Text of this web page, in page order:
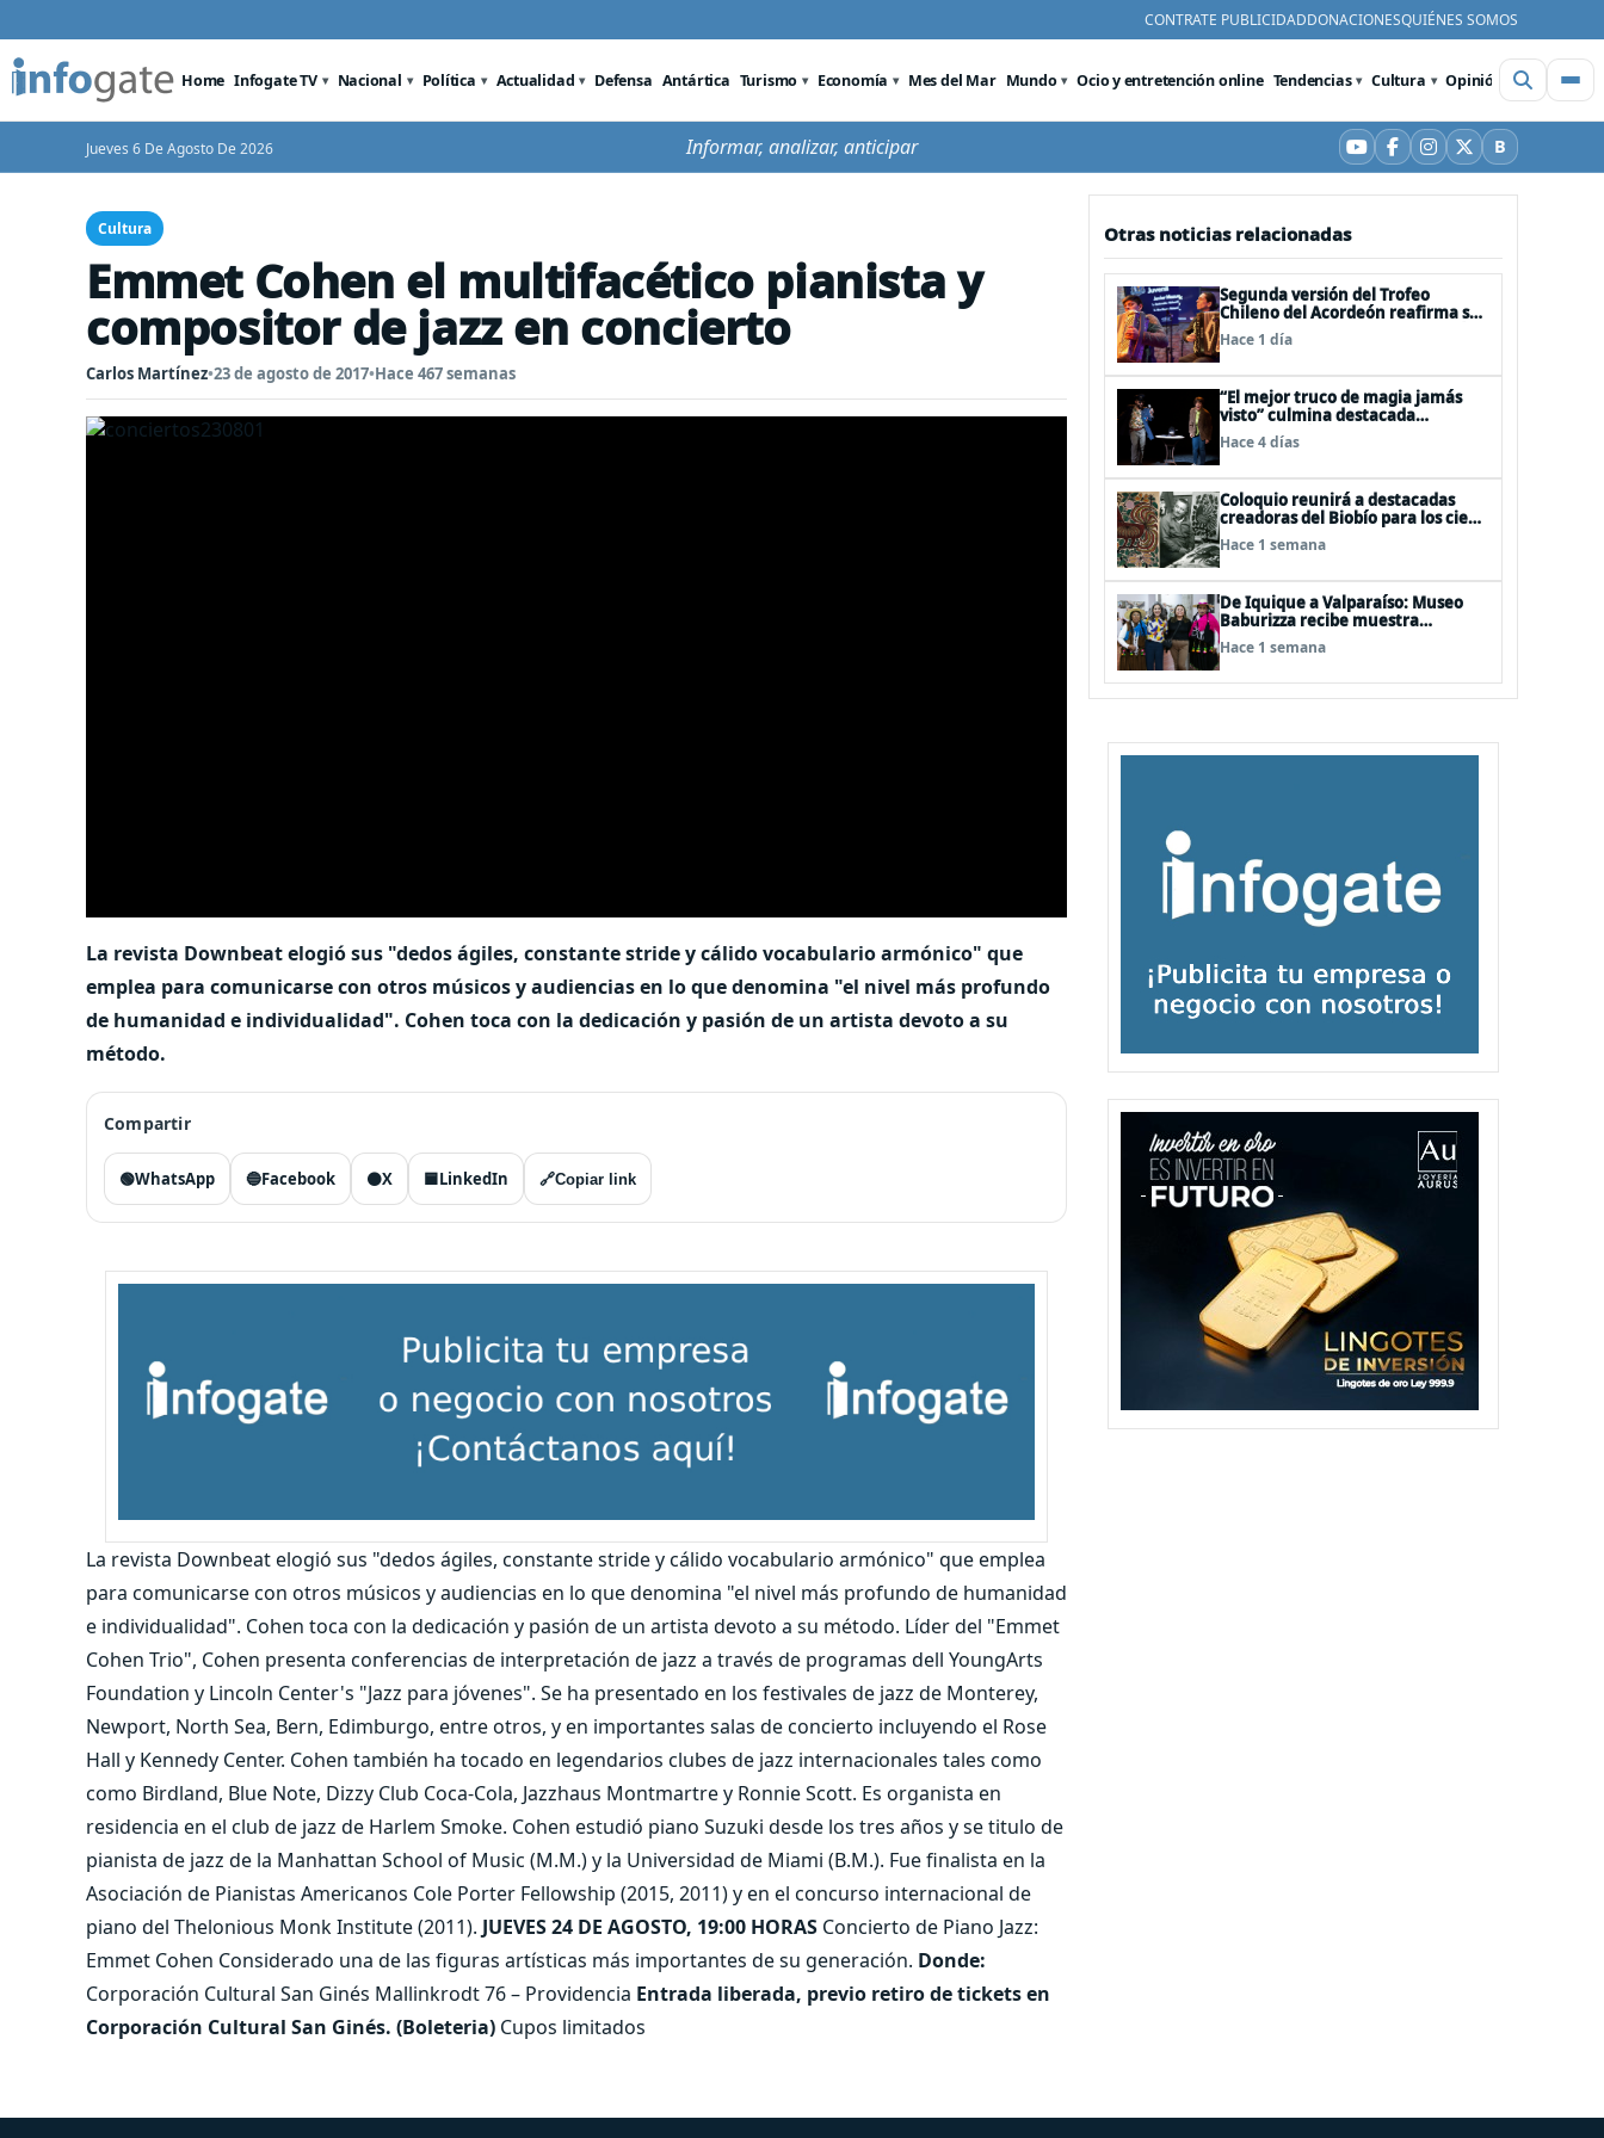
CONTRATE PUBLICIDADDONACIONESQUIÉNES SOMOS
Home Infogate TV Nacional Política Actualidad Defensa Antártica Turismo Economía Mes del Mar Mundo Ocio y entretención online Tendencias Cultura Opinión Videos
Jueves 6 De Agosto De 2026 Informar, analizar, anticipar YouTube
Facebook
Instagram
X BBluesky
Cultura
Emmet Cohen el multifacético pianista y
compositor de jazz en concierto
Carlos Martínez•23 de agosto de 2017•Hace 467 semanas
La revista Downbeat elogió sus "dedos ágiles, constante stride y cálido vocabulario armónico" que
emplea para comunicarse con otros músicos y audiencias en lo que denomina "el nivel más profundo
de humanidad e individualidad". Cohen toca con la dedicación y pasión de un artista devoto a su
método.
Compartir
🟢WhatsApp 🔵Facebook ⚫X 🟦LinkedIn 🔗Copiar link
La revista Downbeat elogió sus "dedos ágiles, constante stride y cálido vocabulario armónico" que emplea
para comunicarse con otros músicos y audiencias en lo que denomina "el nivel más profundo de humanidad
e individualidad". Cohen toca con la dedicación y pasión de un artista devoto a su método. Líder del "Emmet
Cohen Trio", Cohen presenta conferencias de interpretación de jazz a través de programas dell YoungArts
Foundation y Lincoln Center's "Jazz para jóvenes". Se ha presentado en los festivales de jazz de Monterey,
Newport, North Sea, Bern, Edimburgo, entre otros, y en importantes salas de concierto incluyendo el Rose
Hall y Kennedy Center. Cohen también ha tocado en legendarios clubes de jazz internacionales tales como
como Birdland, Blue Note, Dizzy Club Coca-Cola, Jazzhaus Montmartre y Ronnie Scott. Es organista en
residencia en el club de jazz de Harlem Smoke. Cohen estudió piano Suzuki desde los tres años y se titulo de
pianista de jazz de la Manhattan School of Music (M.M.) y la Universidad de Miami (B.M.). Fue finalista en la
Asociación de Pianistas Americanos Cole Porter Fellowship (2015, 2011) y en el concurso internacional de
piano del Thelonious Monk Institute (2011). JUEVES 24 DE AGOSTO, 19:00 HORAS Concierto de Piano Jazz:
Emmet Cohen Considerado una de las figuras artísticas más importantes de su generación. Donde:
Corporación Cultural San Ginés Mallinkrodt 76 – Providencia Entrada liberada, previo retiro de tickets en
Corporación Cultural San Ginés. (Boleteria) Cupos limitados
Otras noticias relacionadas
Segunda versión del Trofeo
Chileno del Acordeón reafirma su
apuesta por la profesionalización
del instrumento en Chile
Hace 1 día
“El mejor truco de magia jamás
visto” culmina destacada
participación en el Festival Off
Avignon 2026
Hace 4 días
Coloquio reunirá a destacadas
creadoras del Biobío para los cien
años del natalicio del artista textil
y artesano tomecino Héctor
Hace 1 semana
De Iquique a Valparaíso: Museo
Baburizza recibe muestra
multimedial "Las Cumbias que
escuchamos allá arriba"
Hace 1 semana